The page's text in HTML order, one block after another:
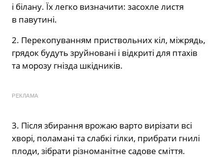
і білану. Їх легко визначити: засохле листя
в павутині.
2. Перекопуванням приствольних кіл, міжрядь,
грядок будуть зруйновані і відкриті для птахів
та морозу гнізда шкідників.
РЕКЛАМА
3. Після збирання врожаю варто вирізати всі
хворі, поламані та слабкі гілки, прибрати гнилі
плоди, зібрати різноманітне садове сміття.